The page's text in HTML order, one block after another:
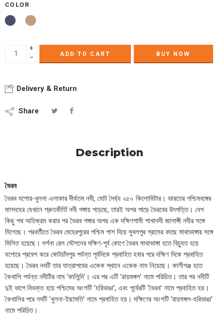
COLOR
+
−
ADD TO CART BUY NOW
Delivery & Return
Share
Description
ভৈরব
ভৈরব যশোর-খুলনা এলাকার দীর্ঘতম নদী, মোট দৈর্ঘ্য ২৫০ কিলোমিটার। ভারতের পশ্চিমবঙ্গের
মালদহের যেখানে শ্রুতকীর্তি নদী গঙ্গায় পড়েছে, তারই অপর পাড়ে ভৈরবের উৎপত্তি। বেশ
কিছু পথ অতিক্রম করার পর ভৈরব গঙ্গার অপর এক দক্ষিণগামী শাখানদী জালাঙ্গী নদীর সঙ্গে
মিশেছে। পরবর্তীতে ভৈরব মেহেরপুরের পশ্চিম পাশ দিয়ে সুবলপুর গ্রামের কাছে মাথাভাঙ্গার সঙ্গে
মিলিত হয়েছে। দর্শনা রেল স্টেশনের দক্ষিণ-পূর্ব কোণে ভৈরব মাথাভাঙ্গা হতে বিচ্যুত হয়ে
যশোরে প্রবেশ করে কোটচাঁদপুর পর্যন্ত পূর্বদিকে প্রবাহিত হবার পরে দক্ষিণ দিকে প্রবাহিত
হয়েছে। ভৈরব নদটি তার যাত্রাপথের একেক স্থানে একেক নাম নিয়েছে। কালীগঞ্জ হতে
কৈখালি পর্যন্ত নদীটির নাম ‘কালিন্দি’। এর পর এটি ‘রায়মঙ্গল’ নামে পরিচিত। তার পর নদীটি
দুই ভাগে বিভক্ত হয়ে পশ্চিমের অংশটি ‘হরিভাঙা’, এবং পূর্বেরটি ‘ভৈরব’ নামে প্রবাহিত হয়।
কৈখালির পরে নদটি ‘খুলনা-ইছামতি’ নামে প্রবাহিত হয়। দক্ষিণের অংশটি ‘রায়মঙ্গল-হরিভাঙা’
নামে পরিচিত।